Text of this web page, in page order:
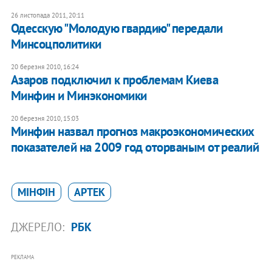
26 листопада 2011, 20:11
Одесскую "Молодую гвардию" передали
Минсоцполитики
20 березня 2010, 16:24
Азаров подключил к проблемам Киева
Минфин и Минэкономики
20 березня 2010, 15:03
Минфин назвал прогноз макроэкономических
показателей на 2009 год оторваным от реалий
МІНФІН АРТЕК
ДЖЕРЕЛО: РБК
РЕКЛАМА